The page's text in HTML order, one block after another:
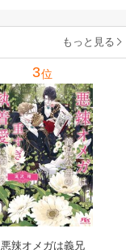
ア
もっと見る
3位
悪辣オメガは義兄